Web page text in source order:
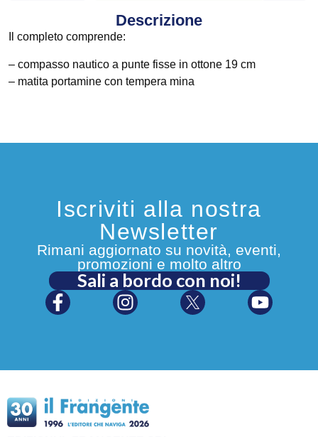
Descrizione
Il completo comprende:
– compasso nautico a punte fisse in ottone 19 cm
– matita portamine con tempera mina
Iscriviti alla nostra
Newsletter
Rimani aggiornato su novità, eventi,
promozioni e molto altro
Sali a bordo con noi!